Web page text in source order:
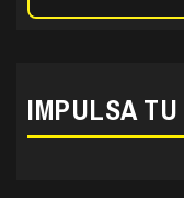
IMPULSA